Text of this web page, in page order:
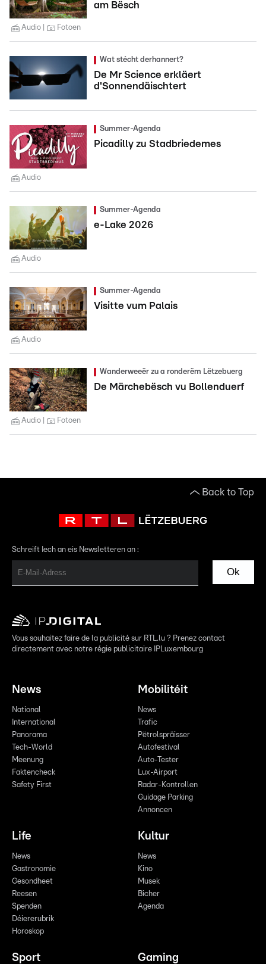
am Bësch
Audio Fotoen
Wat stécht derhannert?
De Mr Science erkläert
d'Sonnendäischtert
Summer-Agenda
Picadilly zu Stadbriedemes
Audio
Summer-Agenda
e-Lake 2026
Audio
Summer-Agenda
Visitte vum Palais
Audio
Wanderweeër zu a ronderëm Lëtzebuerg
De Märchebësch vu Bollenduerf
Audio Fotoen
Back to Top
Schreift Iech an eis Newsletteren an :
Ok
Vous souhaitez faire de la publicité sur RTL.lu ? Prenez contact
directement avec notre régie publicitaire IPLuxembourg
News
National
International
Panorama
Tech-World
Meenung
Faktencheck
Safety First
Mobilitéit
News
Trafic
Pëtrolspräisser
Autofestival
Auto-Tester
Lux-Airport
Radar-Kontrollen
Guidage Parking
Annoncen
Life
News
Gastronomie
Gesondheet
Reesen
Spenden
Déiererubrik
Horoskop
Kultur
News
Kino
Musek
Bicher
Agenda
Sport Gaming